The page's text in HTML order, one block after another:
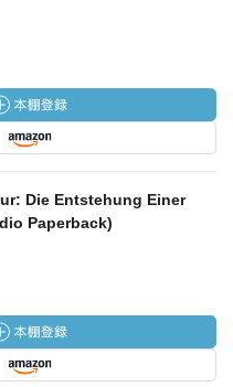
Die Entstehung Einer
Paperback)